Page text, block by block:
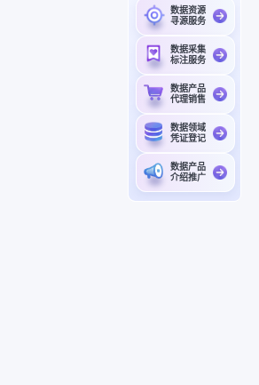
数据资源
寻源服务
数据采集
标注服务
数据产品
代理销售
数据领域
凭证登记
数据产品
介绍推广